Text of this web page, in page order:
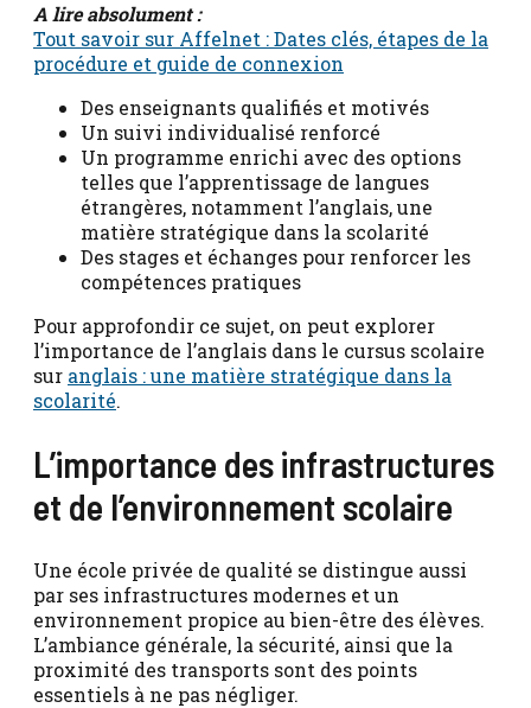
A lire absolument :
Tout savoir sur Affelnet : Dates clés, étapes de la
procédure et guide de connexion
Des enseignants qualifiés et motivés
Un suivi individualisé renforcé
Un programme enrichi avec des options
telles que l’apprentissage de langues
étrangères, notamment l’anglais, une
matière stratégique dans la scolarité
Des stages et échanges pour renforcer les
compétences pratiques
Pour approfondir ce sujet, on peut explorer
l’importance de l’anglais dans le cursus scolaire
sur anglais : une matière stratégique dans la
scolarité.
L’importance des infrastructures
et de l’environnement scolaire
Une école privée de qualité se distingue aussi
par ses infrastructures modernes et un
environnement propice au bien-être des élèves.
L’ambiance générale, la sécurité, ainsi que la
proximité des transports sont des points
essentiels à ne pas négliger.